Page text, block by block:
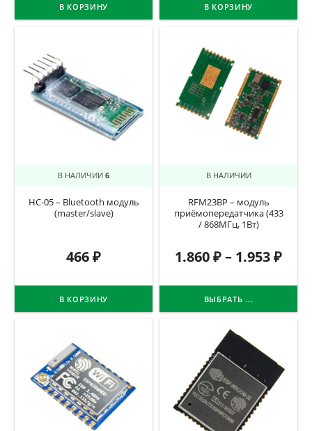
В КОРЗИНУ В КОРЗИНУ
В НАЛИЧИИ 6
HC-05 – Bluetooth модуль
(master/slave)
466₽
В КОРЗИНУ
В НАЛИЧИИ
RFM23BP – модуль
приёмопередатчика (433
/ 868МГц, 1Вт)
1.860₽– 1.953₽
ВЫБРАТЬ ...